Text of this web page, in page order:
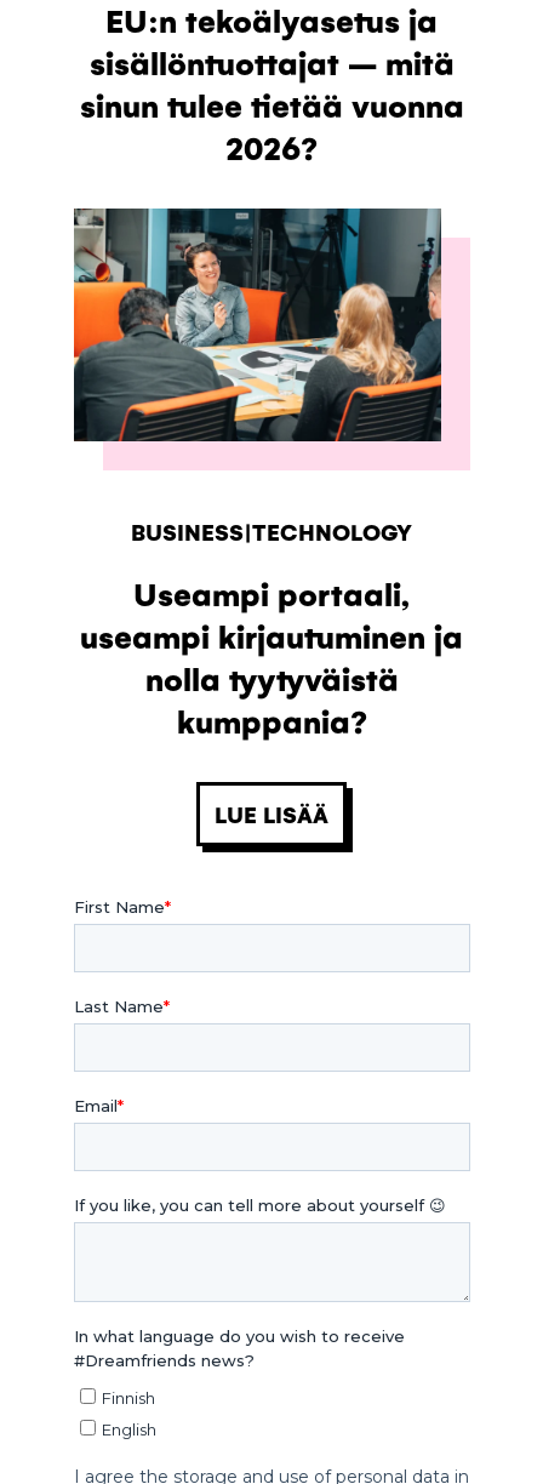
EU:n tekoälyasetus ja
sisällöntuottajat – mitä
sinun tulee tietää vuonna
2026?
BUSINESS|TECHNOLOGY
Useampi portaali,
useampi kirjautuminen ja
nolla tyytyväistä
kumppania?
LUE LISÄÄ